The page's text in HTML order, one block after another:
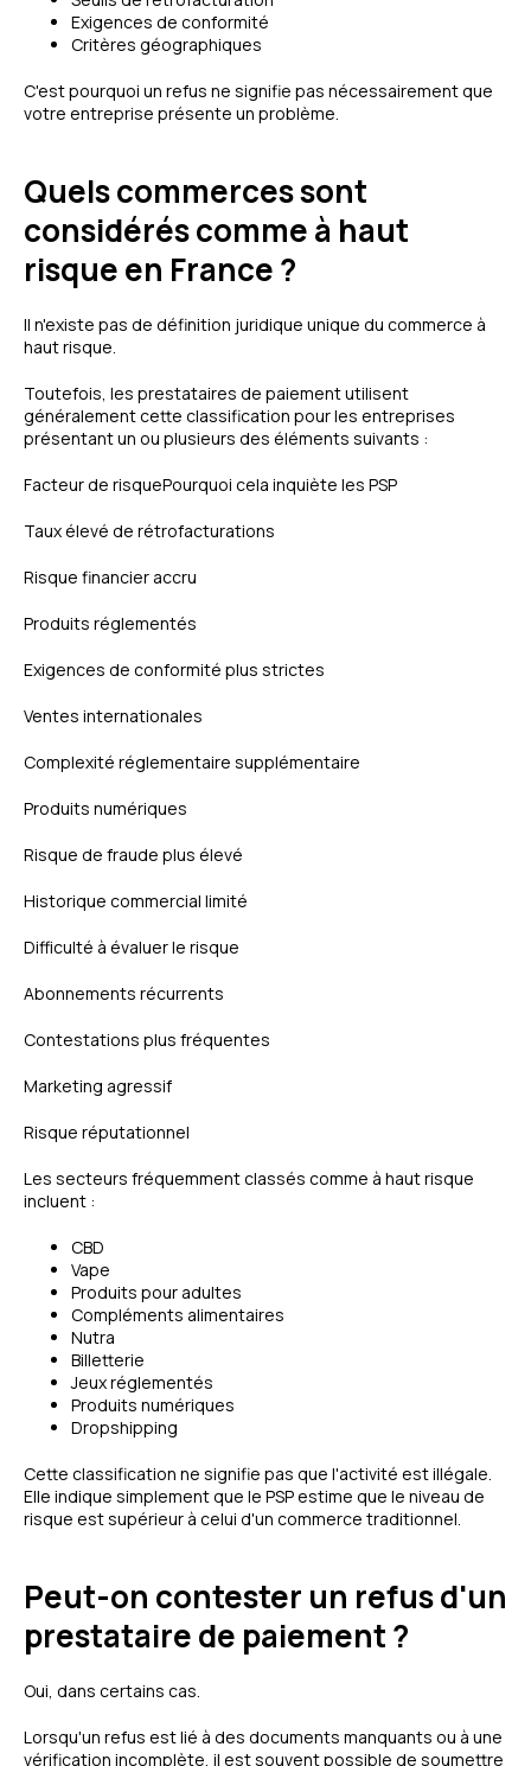
Exigences de conformité
Critères géographiques
C'est pourquoi un refus ne signifie pas nécessairement que
votre entreprise présente un problème.
Quels commerces sont
considérés comme à haut
risque en France ?
Il n'existe pas de définition juridique unique du commerce à
haut risque.
Toutefois, les prestataires de paiement utilisent
généralement cette classification pour les entreprises
présentant un ou plusieurs des éléments suivants :
Facteur de risquePourquoi cela inquiète les PSP
Taux élevé de rétrofacturations
Risque financier accru
Produits réglementés
Exigences de conformité plus strictes
Ventes internationales
Complexité réglementaire supplémentaire
Produits numériques
Risque de fraude plus élevé
Historique commercial limité
Difficulté à évaluer le risque
Abonnements récurrents
Contestations plus fréquentes
Marketing agressif
Risque réputationnel
Les secteurs fréquemment classés comme à haut risque
incluent :
CBD
Vape
Produits pour adultes
Compléments alimentaires
Nutra
Billetterie
Jeux réglementés
Produits numériques
Dropshipping
Cette classification ne signifie pas que l'activité est illégale.
Elle indique simplement que le PSP estime que le niveau de
risque est supérieur à celui d'un commerce traditionnel.
Peut-on contester un refus d'un
prestataire de paiement ?
Oui, dans certains cas.
Lorsqu'un refus est lié à des documents manquants ou à une
vérification incomplète, il est souvent possible de soumettre